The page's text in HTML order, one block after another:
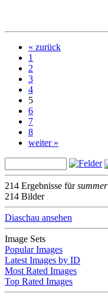
« zurück
1
2
3
4
5
6
7
8
weiter »
214 Ergebnisse fürsummer
214 Bilder
Diaschau ansehen
Image Sets
Popular Images
Latest Images by ID
Most Rated Images
Top Rated Images